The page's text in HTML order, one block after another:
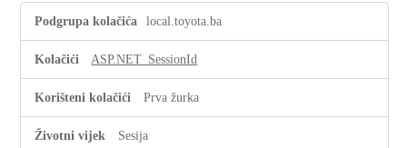
Isključivo
neophodni
kolačići
local.toyota.ba
ASP.NET_SessionId
Prva žurka
Sesija